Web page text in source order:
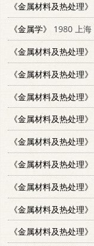
《金属材料及热处理》
《金属学》
1980 上
《金属材料及热处理》
《金属材料及热处理》
《金属材料及热处理》
《金属材料及热处理》
《金属材料及热处理》
《金属材料及热处理》
《金属材料及热处理》
《金属材料及热处理》
《金属材料及热处理》